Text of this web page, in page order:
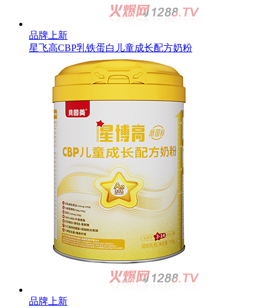
品牌上新
星飞高CBP乳铁蛋白儿童成长配方奶粉
品牌上新